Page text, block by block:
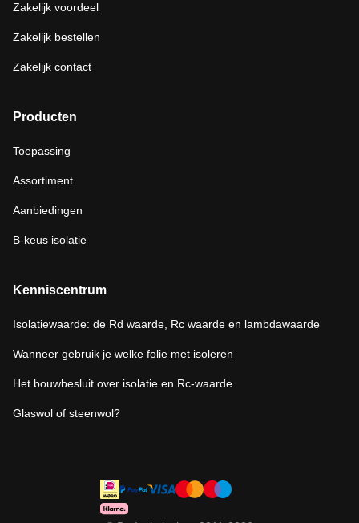
Zakelijk voordeel
Zakelijk bestellen
Zakelijk contact
Producten
Toepassing
Assortiment
Aanbiedingen
B-keus isolatie
Kenniscentrum
Isolatiewaarde: de Rd waarde, Rc waarde en lambdawaarde
Wanneer gebruik je welke folie met isoleren
Het bouwbesluit over isolatie en Rc-waarde
Glaswol of steenwol?